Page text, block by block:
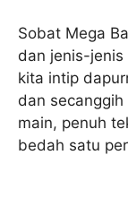
Sobat Mega
dan jenis-
kita intip
dan
main, penuh
bedah satu